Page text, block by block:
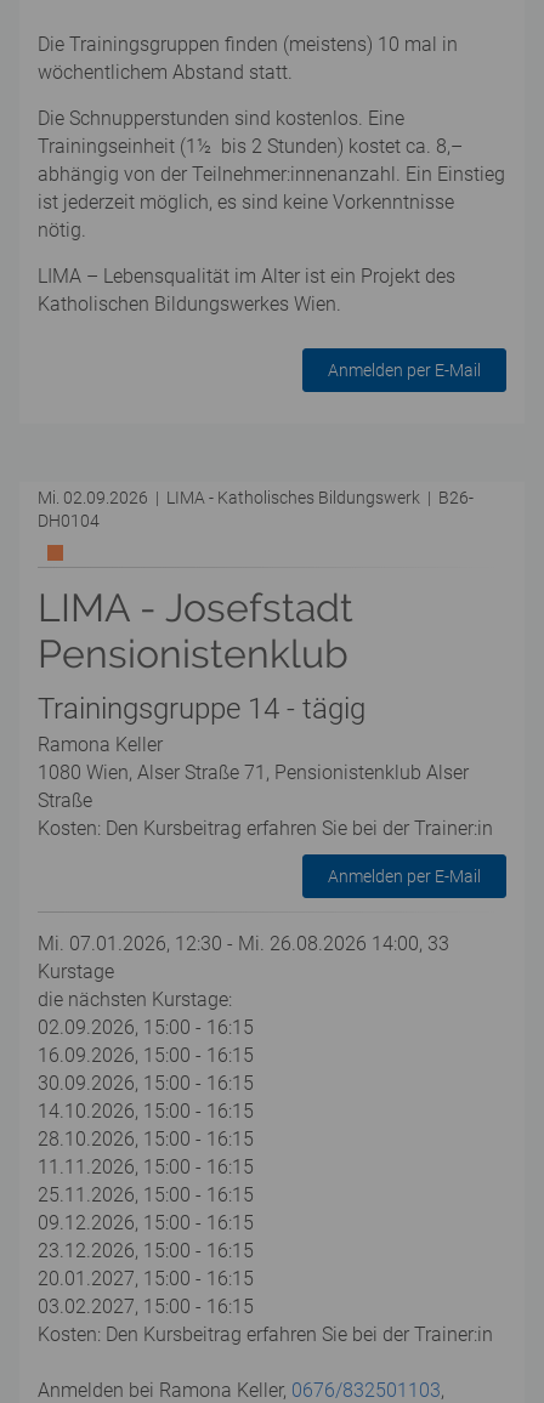
Die Trainingsgruppen finden (meistens) 10 mal in
wöchentlichem Abstand statt.
Die Schnupperstunden sind kostenlos. Eine
Trainingseinheit (1½ bis 2 Stunden) kostet ca. 8,–
abhängig von der Teilnehmer:innenanzahl. Ein Einstieg
ist jederzeit möglich, es sind keine Vorkenntnisse
nötig.
LIMA – Lebensqualität im Alter ist ein Projekt des
Katholischen Bildungswerkes Wien.
Anmelden per E-Mail
Mi. 02.09.2026 | LIMA - Katholisches Bildungswerk | B26-
DH0104
LIMA - Josefstadt
Pensionistenklub
Trainingsgruppe 14 - tägig
Ramona Keller
1080 Wien, Alser Straße 71, Pensionistenklub Alser
Straße
Kosten: Den Kursbeitrag erfahren Sie bei der Trainer:in
Anmelden per E-Mail
Mi. 07.01.2026, 12:30 - Mi. 26.08.2026 14:00, 33
Kurstage
die nächsten Kurstage:
02.09.2026, 15:00 - 16:15
16.09.2026, 15:00 - 16:15
30.09.2026, 15:00 - 16:15
14.10.2026, 15:00 - 16:15
28.10.2026, 15:00 - 16:15
11.11.2026, 15:00 - 16:15
25.11.2026, 15:00 - 16:15
09.12.2026, 15:00 - 16:15
23.12.2026, 15:00 - 16:15
20.01.2027, 15:00 - 16:15
03.02.2027, 15:00 - 16:15
Kosten: Den Kursbeitrag erfahren Sie bei der Trainer:in
Anmelden bei Ramona Keller, 0676/832501103,